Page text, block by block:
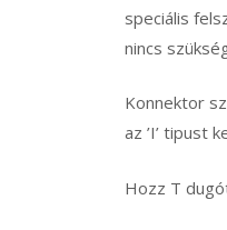
speciális
nincs
Konnektor
az ’I’ tipust
Hozz T